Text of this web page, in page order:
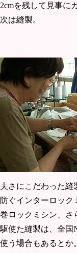
2cmを残して見事に
次は縫製。
夫さにこだわった縫
防ぐインターロック
巻ロックミシン、さ
駆使た縫製は、全国
使う場合もあるとか。